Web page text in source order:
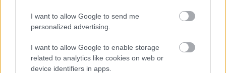
I want to allow Google to send me
personalized advertising.
I want to allow Google to enable storage
related to analytics like cookies on web or
device identifiers in apps.